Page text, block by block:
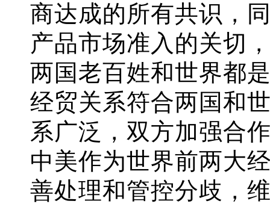
商达成的所有共识，
产品市场准入的关切
两国老百姓和世界都
经贸关系符合两国和
系广泛，双方加强合
中美作为世界前两大
善处理和管控分歧，